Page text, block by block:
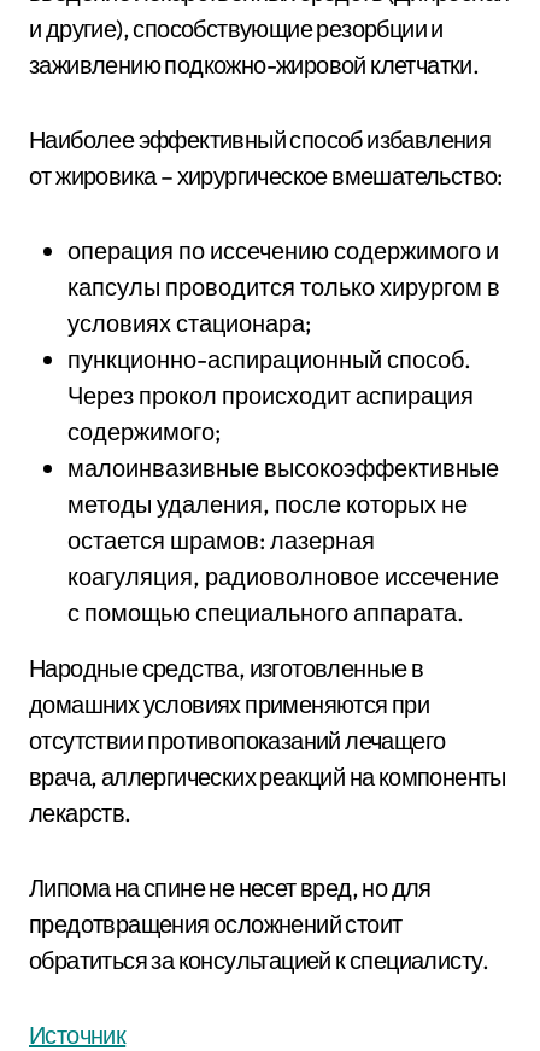
и другие), способствующие резорбции и
заживлению подкожно-жировой клетчатки.
Наиболее эффективный способ избавления
от жировика – хирургическое вмешательство:
операция по иссечению содержимого и
капсулы проводится только хирургом в
условиях стационара;
пункционно-аспирационный способ.
Через прокол происходит аспирация
содержимого;
малоинвазивные высокоэффективные
методы удаления, после которых не
остается шрамов: лазерная
коагуляция, радиоволновое иссечение
с помощью специального аппарата.
Народные средства, изготовленные в
домашних условиях применяются при
отсутствии противопоказаний лечащего
врача, аллергических реакций на компоненты
лекарств.
Липома на спине не несет вред, но для
предотвращения осложнений стоит
обратиться за консультацией к специалисту.
Источник